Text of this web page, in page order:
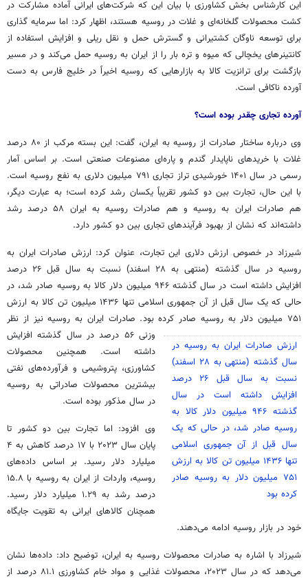
این کارشناس بخش کشاورزی با بیان این که شرکت‌های ایرانی آماده مشارکت در
کشت محصولات گلخانه‌ای و غلات در روسیه هستند، اظهار کرد: اما سرمایه گذاری
برای توسعه ناوگان کشتیرانی و گسترش حمل و نقل ریلی و افزایش استفاده از
کانتینرهای یخچالی که میوه و تره بار را از ایران به روسیه حمل می‌کند و در مسیر
بازگشت برای ترانزیت کالا به بازارهایی که روسیه اخیراً در خلیج فارس به دست
آورده ناکافی است.
آورده تجاری چقدر بوده است؟
وی درباره ساختار صادرات از روسیه به ایران، گفت: این بسته مرکب از ۸۰ درصد
غلات با خریدهای ناپایدار گندم و پاره‌ای مصنوعات صنعتی است. بر اساس آمار
رسمی در سال ۱۴۰۱ خورشیدی تراز تجاری ۷۹۱ میلیون دلاری به نفع روسیه است.
با این حال، تجارت بین دو کشور تقریباً یکسان رشد کرده است؛ به عبارت دیگر،
هم صادرات ایران به روسیه و هم صادرات روسیه به ایران ۵۸ درصد رشد
داشته‌اند که نشان از بهبود فرآیندهای تجاری بین دو کشور دارد.
شیرزاد در خصوص ارزش دلاری این تجارت، عنوان کرد: ارزش صادرات ایران به
روسیه در سال گذشته (منتهی به ۲۸ اسفند) نسبت به سال قبل ۲۶ درصد
افزایش داشته است در سال گذشته ۹۴۶ میلیون دلار کالا به روسیه صادر شد، در
حالی که یک سال قبل از آن جمهوری اسلامی تنها ۱۴۳۶ میلیون تن کالا به ارزش
۷۵۱ میلیون دلار به روسیه صادر کرده بود
ارزش صادرات ایران به روسیه در
سال گذشته (منتهی به ۲۸ اسفند)
نسبت به سال قبل ۲۶ درصد
افزایش داشته است در سال
گذشته ۹۴۶ میلیون دلار کالا به
روسیه صادر شد، در حالی که یک
سال قبل از آن جمهوری اسلامی
تنها ۱۴۳۶ میلیون تن کالا به ارزش
۷۵۱ میلیون دلار به روسیه صادر
کرده بود
. صادرات ایران به روسیه نیز از نظر
وزنی ۵۶ درصد در سال گذشته افزایش
داشته است. همچنین محصولات
کشاورزی، پتروشیمی و فرآورده‌های نفتی
بیشترین محصولات صادراتی به روسیه
در سال مذکور بوده است.
وی افزود: اما تجارت بین دو کشور تا
پایان سال ۲۰۲۳ با ۱۷ درصد کاهش به ۴
میلیارد دلار رسید. بر اساس داده‌های
روسیه، واردات از ایران به روسیه با ۱۵.۸
درصد رشد به ۱.۲۹ میلیارد دلار رسید.
همچنان کالاهای ایرانی به تقویت جایگاه
خود در بازار روسیه ادامه می‌دهند.
شیرزاد با اشاره به صادرات محصولات روسیه به ایران، توضیح داد: داده‌ها نشان
می‌دهد که در سال ۲۰۲۳، محصولات غذایی و مواد خام کشاورزی ۸۱.۱ درصد از